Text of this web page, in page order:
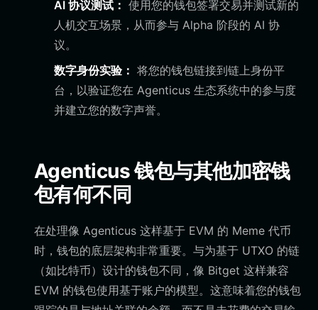
AI 协议测试： 使用您的钱包签署交易并测试新的
人机交互场景，从而参与 Alpha 阶段的 AI 协
议。
数字身份实验： 将您的钱包链接到链上身份平
台，以验证您在 Agenticus 生态系统中的参与度
并建立您的数字声誉。
Agenticus 钱包与其他加密钱
包有何不同
在处理像 Agenticus 这样基于 EVM 的 Meme 代币
时，钱包的底层架构非常重要。与为基于 UTXO 的链
（如比特币）设计的钱包不同，像 Bitget 这样兼容
EVM 的钱包使用基于账户的模型。这意味着您的钱包